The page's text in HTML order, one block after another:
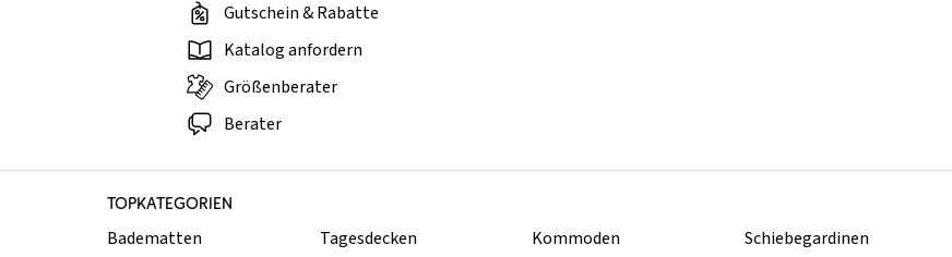
Gutschein & Rabatte
Katalog anfordern
Größenberater
Berater
TOPKATEGORIEN
Badematten
Tagesdecken
Kommoden
Schiebegardinen